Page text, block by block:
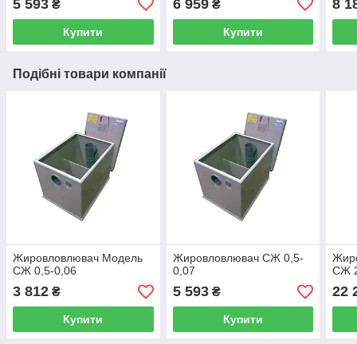
5 593 ₴
Купити
6 959₴
Купити
8
Подібні товари компанії
Жировловлювач Модель
СЖ 0,5-0,06
3 812 ₴
Купити
Жировловлювач СЖ 0,5-
0,07
5 593₴
Купити
СЖ
22